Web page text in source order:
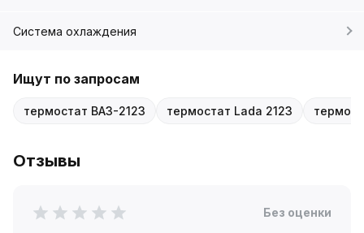
Система охлаждения
Ищут по запросам
термостат ВАЗ-2123 термостат Lada 2123
Отзывы
Без оценки